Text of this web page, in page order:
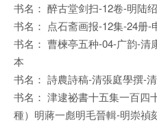
书名： 醉古堂剑扫-12卷-明陆
书名： 点石斋画报-12集-24册-
书名： 曹楝亭五种-04-广韵-清
本
书名： 詩農詩稿-清張庭學撰-
书名： 津逮祕書十五集一百四
種）明蔣一彪明毛晉輯-明崇禎